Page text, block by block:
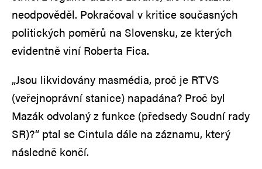
neodpověděl. Pokračoval v kritice současných
politických poměrů na Slovensku, ze kterých
evidentně viní Roberta Fica.
„Jsou likvidovány masmédia, proč je RTVS
(veřejnoprávní stanice) napadána? Proč byl
Mazák odvolaný z funkce (předsedy Soudní rady
SR)?“ ptal se Cintula dále na záznamu, který
následně končí.